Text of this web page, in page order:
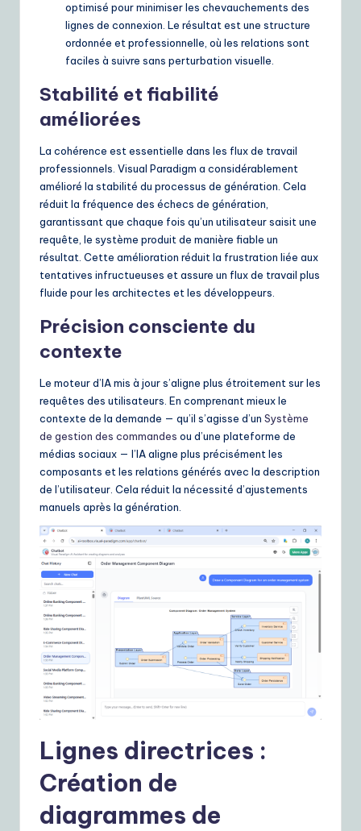
optimisé pour minimiser les chevauchements des
lignes de connexion. Le résultat est une structure
ordonnée et professionnelle, où les relations sont
faciles à suivre sans perturbation visuelle.
Stabilité et fiabilité
améliorées
La cohérence est essentielle dans les flux de travail
professionnels. Visual Paradigm a considérablement
amélioré la stabilité du processus de génération. Cela
réduit la fréquence des échecs de génération,
garantissant que chaque fois qu’un utilisateur saisit une
requête, le système produit de manière fiable un
résultat. Cette amélioration réduit la frustration liée aux
tentatives infructueuses et assure un flux de travail plus
fluide pour les architectes et les développeurs.
Précision consciente du
contexte
Le moteur d’IA mis à jour s’aligne plus étroitement sur les
requêtes des utilisateurs. En comprenant mieux le
contexte de la demande — qu’il s’agisse d’un Système
de gestion des commandes ou d’une plateforme de
médias sociaux — l’IA aligne plus précisément les
composants et les relations générés avec la description
de l’utilisateur. Cela réduit la nécessité d’ajustements
manuels après la génération.
Lignes directrices :
Création de
diagrammes de